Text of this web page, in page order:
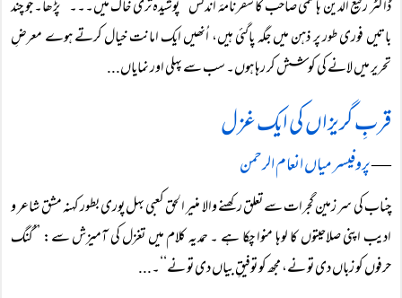
ڈاکٹر رفیع الدین ہاشمی صاحب کا سفرنامۂ اندلس ’’پوشیدہ تری خاک میں۔۔۔‘‘ پڑھا۔ جو چند
باتیں فوری طور پر ذہن میں جگہ پاگئی ہیں، اُنھیں ایک امانت خیال کرتے ہوے معرضِ
تحریر میں لانے کی کوشش کر رہا ہوں۔ سب سے پہلی اور نمایاں...
قربِ گریزاں کی ایک غزل
―پروفیسر میاں انعام الرحمن
چناب کی سر زمین گجرات سے تعلق رکھنے والا منیر الحق کعبی بہل پوری بطور کہنہ مشق شاعر و
ادیب اپنی صلاحیتوں کا لوہا منوا چکا ہے ۔ حمدیہ کلام میں تغزل کی آمیزش سے: ’’گنگ
حرفوں کو زباں دی تو نے، مجھ کو توفیقِ بیاں دی تو نے‘‘۔...